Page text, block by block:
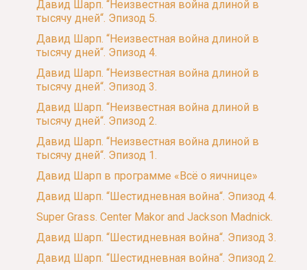
Давид Шарп. “Неизвестная война длиной в
тысячу дней“. Эпизод 5.
Давид Шарп. “Неизвестная война длиной в
тысячу дней“. Эпизод 4.
Давид Шарп. “Неизвестная война длиной в
тысячу дней“. Эпизод 3.
Давид Шарп. “Неизвестная война длиной в
тысячу дней“. Эпизод 2.
Давид Шарп. “Неизвестная война длиной в
тысячу дней“. Эпизод 1.
Давид Шарп в программе «Всё о яичнице»
Давид Шарп. “Шестидневная война“. Эпизод 4.
Super Grass. Center Makor and Jackson Madnick.
Давид Шарп. “Шестидневная война“. Эпизод 3.
Давид Шарп. “Шестидневная война“. Эпизод 2.